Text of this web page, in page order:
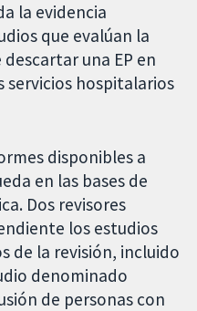
la evidencia
que evalúan la
una EP en
servicios hospitalarios
disponibles a
en las bases de
Dos revisores
los estudios
de la revisión, incluido
denominado
de personas con